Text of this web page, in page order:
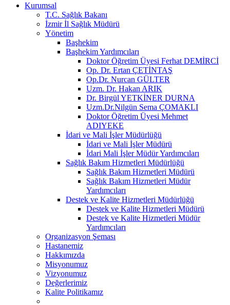
Kurumsal
T.C. Sağlık Bakanı
İzmir İl Sağlık Müdürü
Yönetim
Başhekim
Başhekim Yardımcıları
Doktor Öğretim Üyesi Ferhat DEMİRCİ
Op. Dr. Ertan ÇETİNTAŞ
Op.Dr. Nurcan GÜLTER
Uzm. Dr. Hakan ARIK
Dr. Birgül YETKİNER DURNA
Uzm.Dr.Nilgün Sema ÇOMAKLI
Doktor Öğretim Üyesi Mehmet
ADIYEKE
İdari ve Mali İşler Müdürlüğü
İdari ve Mali İşler Müdürü
İdari Mali İşler Müdür Yardımcıları
Sağlık Bakım Hizmetleri Müdürlüğü
Sağlık Bakım Hizmetleri Müdürü
Sağlık Bakım Hizmetleri Müdür
Yardımcıları
Destek ve Kalite Hizmetleri Müdürlüğü
Destek ve Kalite Hizmetleri Müdürü
Destek ve Kalite Hizmetleri Müdür
Yardımcıları
Organizasyon Şeması
Hastanemiz
Hakkımızda
Misyonumuz
Vizyonumuz
Değerlerimiz
Kalite Politikamız